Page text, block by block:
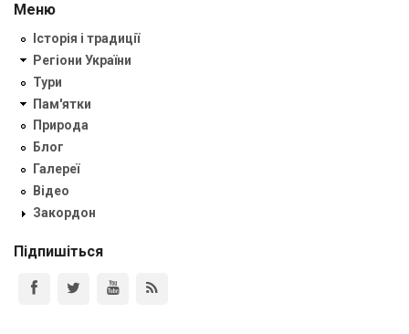
Меню
Історія і традиції
Регіони України
Тури
Пам'ятки
Природа
Блог
Галереї
Відео
Закордон
Підпишіться